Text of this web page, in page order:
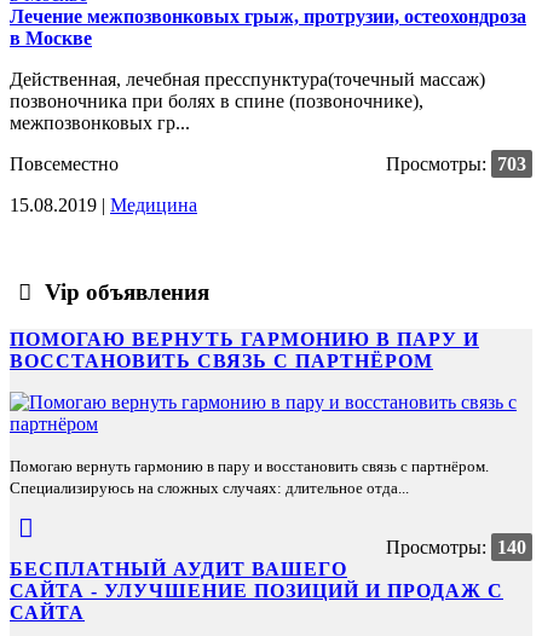
Лечение межпозвонковых грыж, протрузии, остеохондроза
в Москве
Действенная, лечебная пресспунктура(точечный массаж)
позвоночника при болях в спине (позвоночнике),
межпозвонковых гр...
Повсеместно
Просмотры:
703
15.08.2019 | Медицина
Vip объявления
ПОМОГАЮ ВЕРНУТЬ ГАРМОНИЮ В ПАРУ И
ВОССТАНОВИТЬ СВЯЗЬ С ПАРТНЁРОМ
Помогаю вернуть гармонию в пару и восстановить связь с партнёром.
Специализируюсь на сложных случаях: длительное отда...
Просмотры:
140
БЕСПЛАТНЫЙ АУДИТ ВАШЕГО
САЙТА - УЛУЧШЕНИЕ ПОЗИЦИЙ И ПРОДАЖ С
САЙТА